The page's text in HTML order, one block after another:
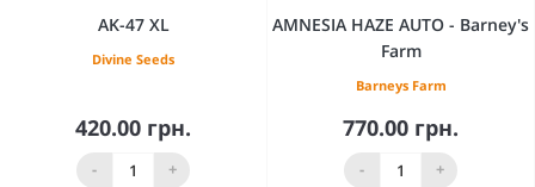
AK-47 XL
Divine Seeds
420.00 грн.
- +
AMNESIA HAZE AUTO - Barney's
Farm
Barneys Farm
770.00 грн.
- +